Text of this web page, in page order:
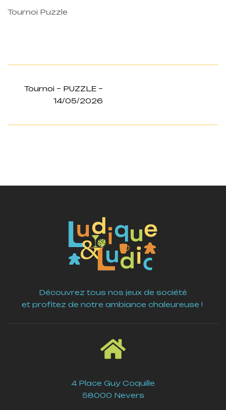
Tournoi Puzzle
Tournoi – PUZZLE –
14/05/2026
Découvrez tous nos jeux de société
et profitez de notre ambiance chaleureuse !
4 Place Guy Coquille
58000 Nevers